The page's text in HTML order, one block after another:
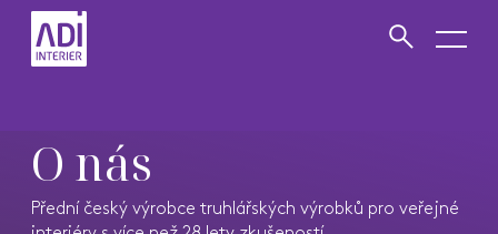
O nás
Přední český výrobce truhlářských výrobků pro veřejné